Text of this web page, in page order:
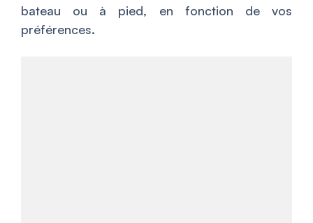
bateau ou à pied, en fonction de vos
préférences.